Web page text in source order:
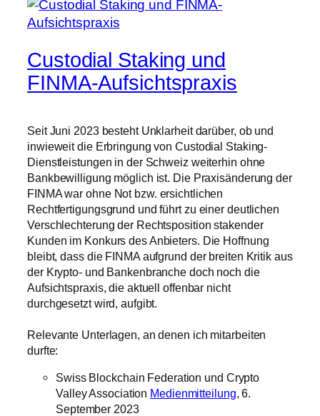
Custodial Staking und
FINMA-Aufsichtspraxis
Seit Juni 2023 besteht Unklarheit darüber, ob und
inwieweit die Erbringung von Custodial Staking-
Dienstleistungen in der Schweiz weiterhin ohne
Bankbewilligung möglich ist. Die Praxisänderung der
FINMA war ohne Not bzw. ersichtlichen
Rechtfertigungsgrund und führt zu einer deutlichen
Verschlechterung der Rechtsposition stakender
Kunden im Konkurs des Anbieters. Die Hoffnung
bleibt, dass die FINMA aufgrund der breiten Kritik aus
der Krypto- und Bankenbranche doch noch die
Aufsichtspraxis, die aktuell offenbar nicht
durchgesetzt wird, aufgibt.
Relevante Unterlagen, an denen ich mitarbeiten
durfte:
Swiss Blockchain Federation und Crypto
Valley Association Medienmitteilung, 6.
September 2023